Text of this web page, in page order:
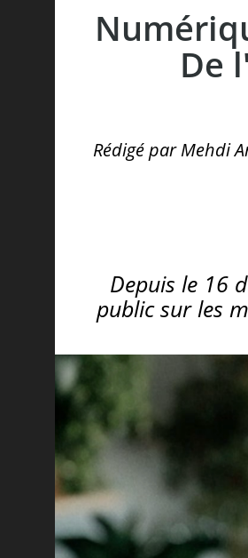
De
Rédigé par Mehdi
Depuis le 16
public sur les